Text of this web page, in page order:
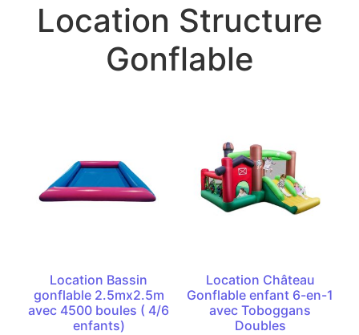
Location Structure
Gonflable
Location Bassin
gonflable 2.5mx2.5m
avec 4500 boules ( 4/6
enfants)
Location Château
Gonflable enfant 6-en-1
avec Toboggans
Doubles